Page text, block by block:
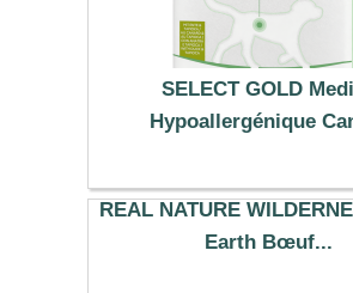
SELECT GOLD
Hypoallergénique
54.99 €
REAL NATURE
Earth Bœuf...